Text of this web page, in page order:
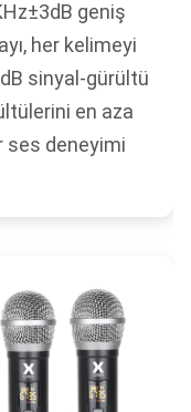
geniş
her kelimeyi
sinyal-gürültü
en aza
ses deneyimi